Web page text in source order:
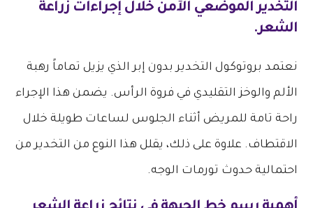
التخدير الموضعي الآمن خلال إجراءات زراعة
الشعر.
نعتمد بروتوكول التخدير بدون إبر الذي يزيل تماماً رهبة
الألم والوخز التقليدي في فروة الرأس. يضمن هذا الإجراء
راحة تامة للمريض أثناء الجلوس لساعات طويلة خلال
الاقتطاف. علاوة على ذلك، يقلل هذا النوع من التخدير من
احتمالية حدوث تورمات الوجه.